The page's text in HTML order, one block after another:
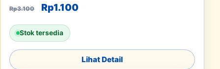
Rp3.100 Harga aslinya adalah: Rp3.100.
Rp1.100Harga saat ini adalah: Rp1.100.
Stok tersedia
Lihat Detail